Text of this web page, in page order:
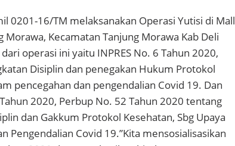
0201-16/TM melaksanakan Operasi Yutisi di Mall
Morawa, Kecamatan Tanjung Morawa Kab Deli
operasi ini yaitu INPRES No. 6 Tahun 2020,
Disiplin dan penegakan Hukum Protokol
pencegahan dan pengendalian Covid 19. Dan
2020, Perbup No. 52 Tahun 2020 tentang
dan Gakkum Protokol Kesehatan, Sbg Upaya
Pengendalian Covid 19.”Kita mensosialisasikan